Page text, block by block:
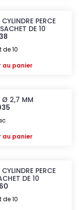
PERCE
DE 10
10
au panier
Ø 2,7 MM
au panier
PERCE
DE 10
10